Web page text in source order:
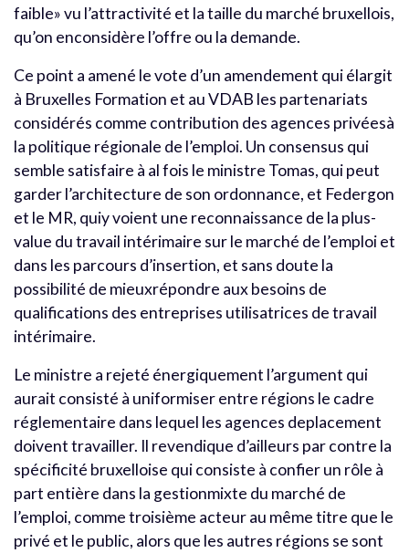
faible» vu l’attractivité et la taille du marché bruxellois,
qu’on enconsidère l’offre ou la demande.
Ce point a amené le vote d’un amendement qui élargit
à Bruxelles Formation et au VDAB les partenariats
considérés comme contribution des agences privéesà
la politique régionale de l’emploi. Un consensus qui
semble satisfaire à al fois le ministre Tomas, qui peut
garder l’architecture de son ordonnance, et Federgon
et le MR, quiy voient une reconnaissance de la plus-
value du travail intérimaire sur le marché de l’emploi et
dans les parcours d’insertion, et sans doute la
possibilité de mieuxrépondre aux besoins de
qualifications des entreprises utilisatrices de travail
intérimaire.
Le ministre a rejeté énergiquement l’argument qui
aurait consisté à uniformiser entre régions le cadre
réglementaire dans lequel les agences deplacement
doivent travailler. Il revendique d’ailleurs par contre la
spécificité bruxelloise qui consiste à confier un rôle à
part entière dans la gestionmixte du marché de
l’emploi, comme troisième acteur au même titre que le
privé et le public, alors que les autres régions se sont